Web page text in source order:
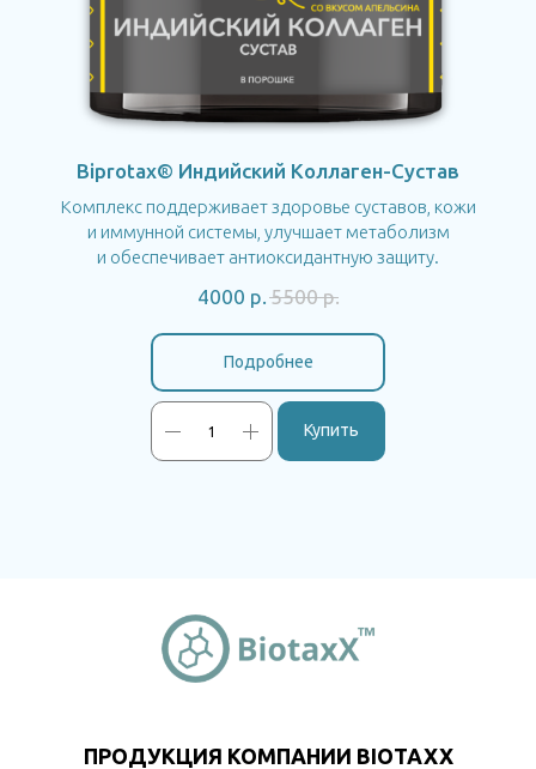
Biprotax® Индийский Коллаген-Сустав
Комплекс поддерживает здоровье суставов, кожи
и иммунной системы, улучшает метаболизм
и обеспечивает антиоксидантную защиту.
4000 р. 5500 р.
Подробнее
Купить
ПРОДУКЦИЯ КОМПАНИИ BIOTAXX